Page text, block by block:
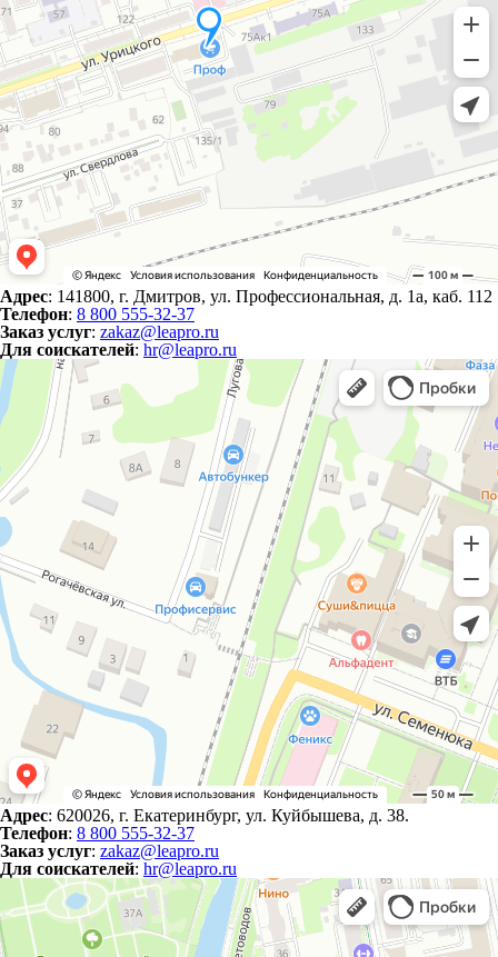
Адрес: 141800, г. Дмитров, ул. Профессиональная, д. 1а, каб. 112
Телефон: 8 800 555-32-37
Заказ услуг: zakaz@leapro.ru
Для соискателей: hr@leapro.ru
Адрес: 620026, г. Екатеринбург, ул. Куйбышева, д. 38.
Телефон: 8 800 555-32-37
Заказ услуг: zakaz@leapro.ru
Для соискателей: hr@leapro.ru